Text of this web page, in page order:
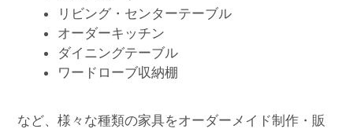
リビング・センターテーブル
オーダーキッチン
ダイニングテーブル
ワードローブ収納棚
など、様々な種類の家具をオーダーメイド制作・販